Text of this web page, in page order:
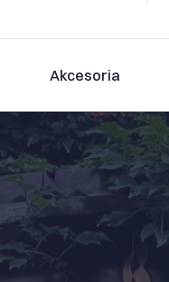
Akcesoria